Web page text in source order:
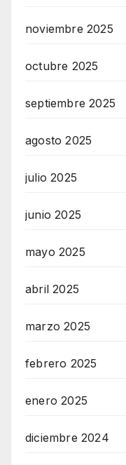
noviembre 2025
octubre 2025
septiembre 2025
agosto 2025
julio 2025
junio 2025
mayo 2025
abril 2025
marzo 2025
febrero 2025
enero 2025
diciembre 2024